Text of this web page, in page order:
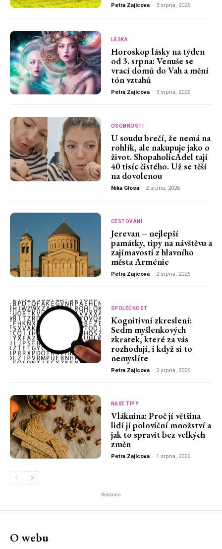
Petra Zajícova - 3 srpna, 2026
LÁSKA
Horoskop lásky na týden
od 3. srpna: Venuše se
vrací domů do Vah a mění
tón vztahů
Petra Zajícova - 3 srpna, 2026
OSOBNOSTI
U soudu brečí, že nemá na
rohlík, ale nakupuje jako o
život. ShopaholicAdel tají
40 tisíc čistého. Už se těší
na dovolenou
Nika Glosa - 2 srpna, 2026
CESTOVÁNÍ
Jerevan – nejlepší
památky, tipy na návštěvu a
zajímavosti z hlavního
města Arménie
Petra Zajícova - 2 srpna, 2026
SPOLEČNOST
Kognitivní zkreslení:
Sedm myšlenkových
zkratek, které za vás
rozhodují, i když si to
nemyslíte
Petra Zajícova - 2 srpna, 2026
NAŠE TIPY
Vláknina: Proč jí většina
lidí jí poloviční množství a
jak to spravit bez velkých
změn
Petra Zajícova - 1 srpna, 2026
Reklama
O webu